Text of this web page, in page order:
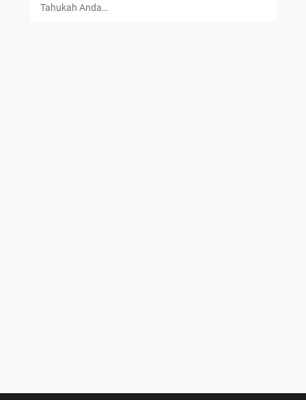
Tahukah Anda…